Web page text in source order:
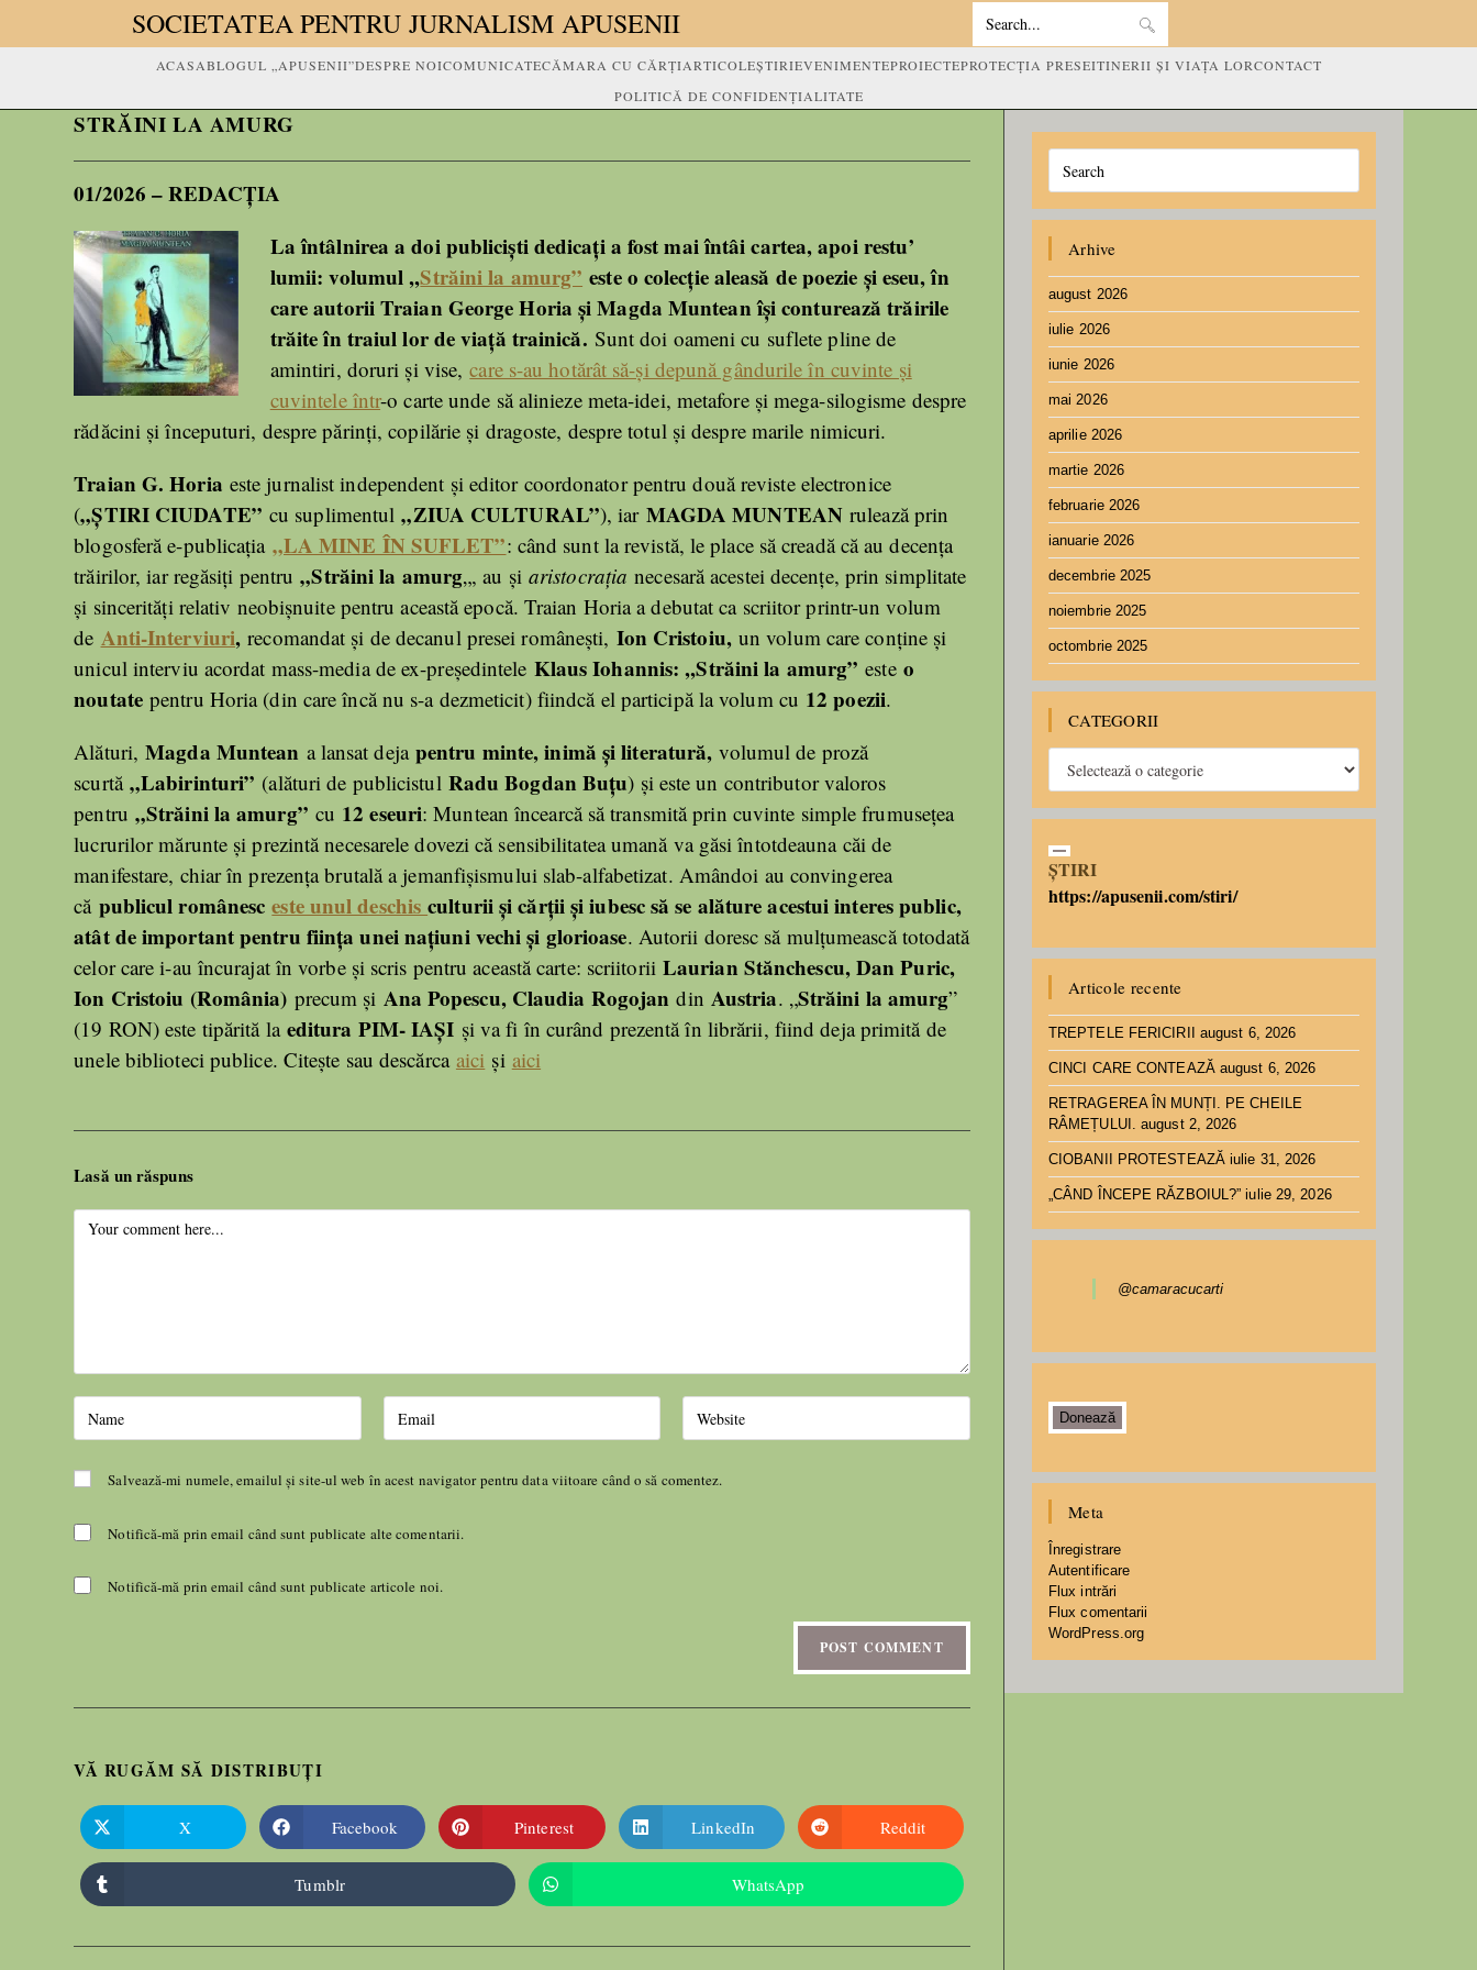
SOCIETATEA PENTRU JURNALISM APUSENII Search
this
website
ACASABLOGUL „APUSENII”DESPRE NOICOMUNICATECĂMARA CU CĂRȚIARTICOLEȘTIRIEVENIMENTEPROIECTEPROTECȚIA PRESEITINERII ȘI VIAȚA LORCONTACT
POLITICĂ DE CONFIDENȚIALITATE
STRĂINI LA AMURG
01/2026 – REDACȚIA
La întâlnirea a doi publiciști dedicați a fost mai întâi cartea, apoi restu’
lumii: volumul ,,Străini la amurg” este o colecție aleasă de poezie și eseu, în
care autorii Traian George Horia și Magda Muntean își conturează trăirile
trăite în traiul lor de viață trainică. Sunt doi oameni cu suflete pline de
amintiri, doruri și vise,care s-au hotărât să-și depună gândurile în cuvinte și
cuvintele într-o carte unde să alinieze meta-idei, metafore și mega-silogisme despre
rădăcini și începuturi, despre părinți, copilărie și dragoste, despre totul și despre marile nimicuri.
Traian G. Horia este jurnalist independent și editor coordonator pentru două reviste electronice
(„ȘTIRI CIUDATE” cu suplimentul„ZIUA CULTURAL”), iar MAGDA MUNTEANrulează prin
blogosferă e-publicația „LA MINE ÎN SUFLET”: când sunt la revistă, le place să creadă că au decența
trăirilor, iar regăsiți pentru„Străini la amurg„, au și aristocrația necesară acestei decențe, prin simplitate
și sincerități relativ neobișnuite pentru această epocă. Traian Horia a debutat ca scriitor printr-un volum
de Anti-Interviuri, recomandat și de decanul presei românești, Ion Cristoiu, un volum care conține și
unicul interviu acordat mass-media de ex-președintele Klaus Iohannis: ,,Străini la amurg” este o
noutatepentru Horia (din care încă nu s-a dezmeticit) fiindcă el participă la volum cu 12 poezii.
Alături,Magda Muntean a lansat deja pentru minte, inimă și literatură,volumul de proză
scurtă „Labirinturi” (alături de publicistul Radu Bogdan Buțu) și este un contributor valoros
pentru „Străini la amurg” cu 12 eseuri: Muntean încearcă să transmită prin cuvinte simple frumusețea
lucrurilor mărunte și prezintă necesarele dovezi că sensibilitatea umană va găsi întotdeauna căi de
manifestare, chiar în prezența brutală a jemanfișismului slab-alfabetizat. Amândoi au convingerea
că publicul românesceste unul deschisculturii și cărții și iubesc să se alăture acestui interes public,
atât de important pentru ființa unei națiuni vechi și glorioase. Autorii doresc să mulțumească totodată
celor care i-au încurajat în vorbe și scris pentru această carte: scriitoriiLaurian Stănchescu, Dan Puric,
Ion Cristoiu (România) precum și Ana Popescu, Claudia Rogojan din Austria. „Străini la amurg”
(19 RON) este tipărită la editura PIM- IAȘI și va fi în curând prezentă în librării, fiind deja primită de
unele biblioteci publice. Citește sau descărca aici și aici
Lasă un răspuns
Salvează-mi numele, emailul și site-ul web în acest navigator pentru data viitoare când o să comentez.
Notifică-mă prin email când sunt publicate alte comentarii.
Notifică-mă prin email când sunt publicate articole noi.
VĂ RUGĂM SĂ DISTRIBUȚI
X Facebook Pinterest LinkedIn Reddit
Tumblr WhatsApp
Arhive
august 2026
iulie 2026
iunie 2026
mai 2026
aprilie 2026
martie 2026
februarie 2026
ianuarie 2026
decembrie 2025
noiembrie 2025
octombrie 2025
CATEGORII
ȘTIRI
https://apusenii.com/stiri/
Articole recente
TREPTELE FERICIRII august 6, 2026
CINCI CARE CONTEAZĂ august 6, 2026
RETRAGEREA ÎN MUNȚI. PE CHEILE
RÂMEȚULUI. august 2, 2026
CIOBANII PROTESTEAZĂ iulie 31, 2026
„CÂND ÎNCEPE RĂZBOIUL?” iulie 29, 2026
@camaracucarti
Donează
Meta
Înregistrare
Autentificare
Flux intrări
Flux comentarii
WordPress.org